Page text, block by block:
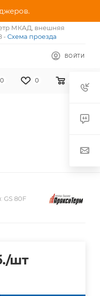
МКАД, внешняя
- Схема проезда
ВОЙТИ
0 0
GS 80F
/шт